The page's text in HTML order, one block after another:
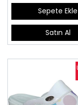
Sepete Ekle
Satın Al